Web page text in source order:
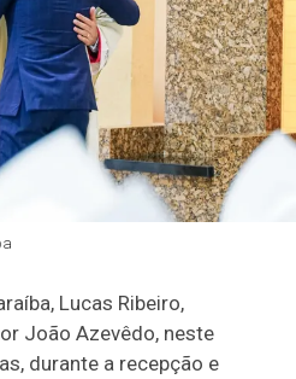
Lucas Ribeiro,
João Azevêdo, neste
durante a recepção e